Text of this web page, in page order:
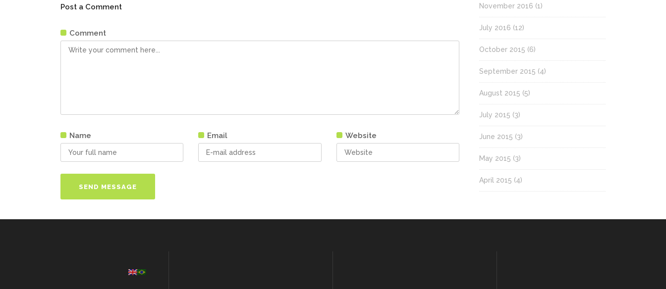
Post a Comment
Comment
Name Email Website
November 2016 (1)
July 2016 (12)
October 2015 (6)
September 2015 (4)
August 2015 (5)
July 2015 (3)
June 2015 (3)
May 2015 (3)
April 2015 (4)